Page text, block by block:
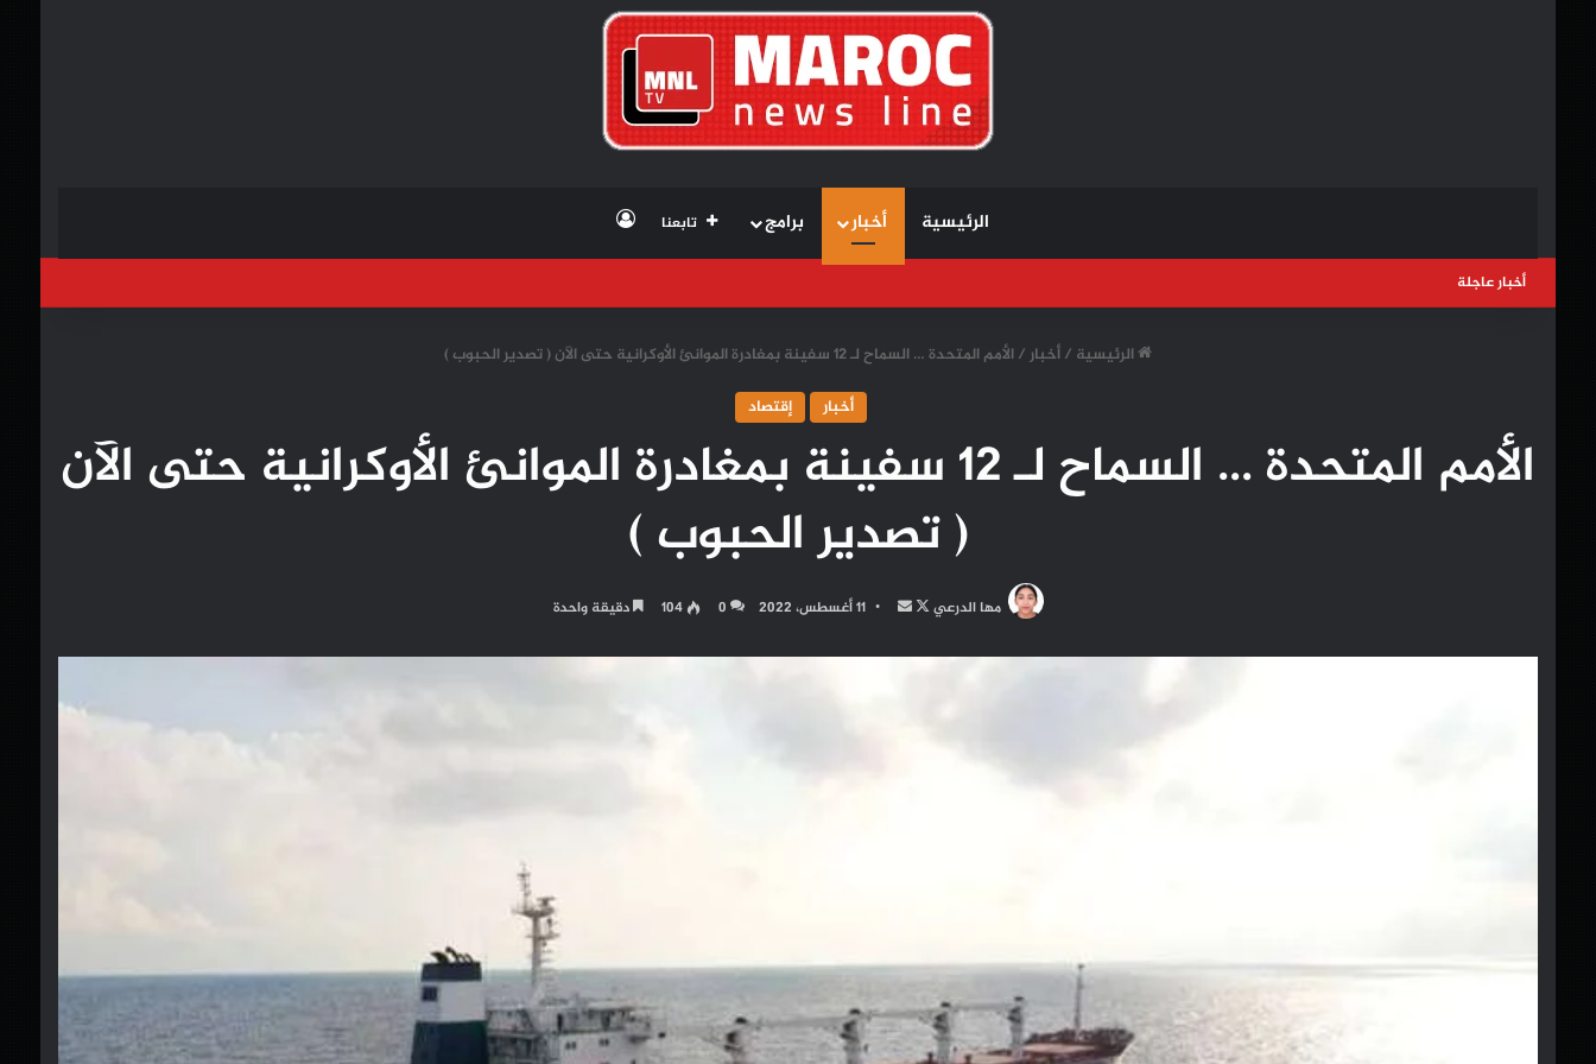
الرئيسية أخبار برامج تابعنا تسجيل الدخول
أخبار عاجلة
الرئيسية /أخبار/الأمم المتحدة … السماح لـ 12 سفينة بمغادرة الموانئ الأوكرانية حتى الآن ( تصدير الحبوب )
أخبار
إقتصاد
الأمم المتحدة … السماح لـ 12 سفينة بمغادرة الموانئ الأوكرانية حتى الآن
( تصدير الحبوب )
مها الدرعي
تابع
X
أرسل
إلكترونيا
11 أغسطس، 2022 0
104 دقيقة واحدة